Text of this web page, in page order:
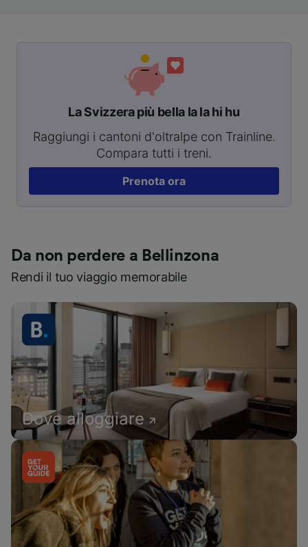
La Svizzera più bella la la hi hu
Raggiungi i cantoni d'oltralpe con Trainline.
Compara tutti i treni.
Prenota ora
Da non perdere a Bellinzona
Rendi il tuo viaggio memorabile
Dove alloggiare